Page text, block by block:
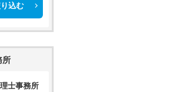
込む
所
士事務所